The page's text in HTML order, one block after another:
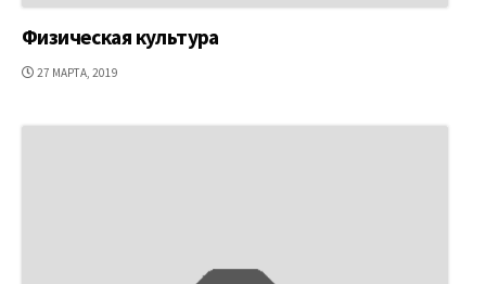
Физическая культура
ДАТА
27 МАРТА, 2019